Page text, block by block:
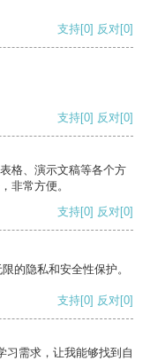
支持[0] 反对[0]
支持[0] 反对[0]
格、演示文稿等各个方
非常方便。
支持[0] 反对[0]
的隐私和安全性保护。
支持[0] 反对[0]
习需求，让我能够找到自